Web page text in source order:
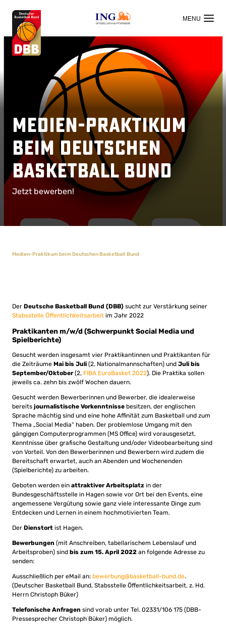
OFFIZIELLER HAUPTSPONSOR
Medien-Praktikum
beim Deutschen
Basketball Bund
Jetzt bewerben!
Medien-Praktikum beim Deutschen Basketball Bund
Der Deutsche Basketball Bund (DBB) sucht zur Verstärkung seiner
Stabsstelle Öffentlichkeitsarbeit im Jahr 2022
Praktikanten m/w/d (Schwerpunkt Social Media und
Spielberichte)
Gesucht werden insgesamt vier Praktikantinnen und Praktikanten für
die Zeiträume Mai bis Juli (2, Nationalmannschaften) und Juli bis
September/Oktober(2, FIBA EuroBasket 2022). Die Praktika sollen
jeweils ca. zehn bis zwölf Wochen dauern.
Gesucht werden Bewerberinnen und Bewerber, die idealerweise
bereits journalistische Vorkenntnisse besitzen, der englischen
Sprache mächtig sind und eine hohe Affinität zum Basketball und zum
Thema „Social Media“ haben. Der problemlose Umgang mit den
gängigen Computerprogrammen (MS Office) wird vorausgesetzt,
Kenntnisse über grafische Gestaltung und/oder Videobearbeitung sind
von Vorteil. Von den Bewerberinnen und Bewerbern wird zudem die
Bereitschaft erwartet, auch an Abenden und Wochenenden
(Spielberichte) zu arbeiten.
Geboten werden ein attraktiver Arbeitsplatz in der
Bundesgeschäftsstelle in Hagen sowie vor Ort bei den Events, eine
angemessene Vergütung sowie ganz viele interessante Dinge zum
Entdecken und Lernen in einem hochmotivierten Team.
Der Dienstort ist Hagen.
Bewerbungen (mit Anschreiben, tabellarischem Lebenslauf und
Arbeitsproben) sind bis zum 15. April 2022 an folgende Adresse zu
senden:
Ausschließlich per eMail an: bewerbung@basketball-bund.de.
(Deutscher Basketball Bund, Stabsstelle Öffentlichkeitsarbeit, z. Hd.
Herrn Christoph Büker)
Telefonische Anfragen sind vorab unter Tel. 02331/106 175 (DBB-
Pressesprecher Christoph Büker) möglich.